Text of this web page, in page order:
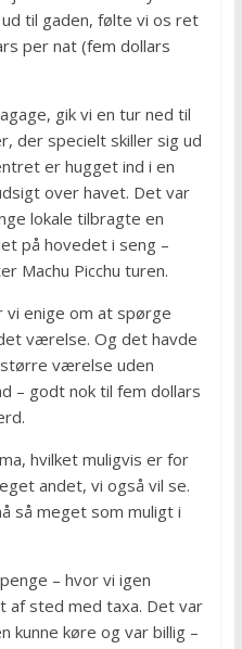
til gaden, følte vi os ret
per nat (fem dollars
gik vi en tur ned til
der specielt skiller sig ud
er hugget ind i en
over havet. Det var
lokale tilbragte en
på hovedet i seng –
Machu Picchu turen.
vi enige om at spørge
værelse. Og det havde
værelse uden
– godt nok til fem dollars
hvilket muligvis er for
andet, vi også vil se.
så meget som muligt i
– hvor vi igen
af sted med taxa. Det var
kunne køre og var billig –